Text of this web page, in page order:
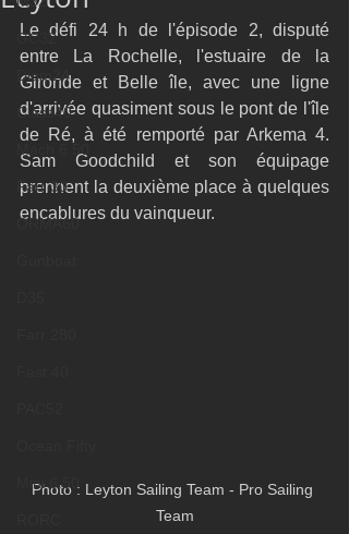
GC32
Diam24
Class40
Farr 30
ORMA60
Mini 6.50
Le défi 24 h de l'épisode 2, disputé
entre La Rochelle, l'estuaire de la
Gironde et Belle île, avec une ligne
d'arrivée quasiment sous le pont de l'île
de Ré, à été remporté par Arkema 4.
Sam Goodchild et son équipage
prennent la deuxième place à quelques
encablures du vainqueur.
Photo : Leyton Sailing Team - Pro Sailing
Team